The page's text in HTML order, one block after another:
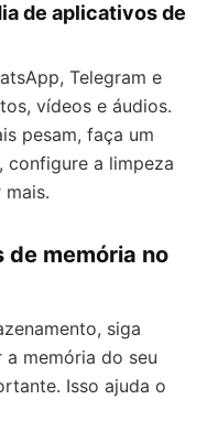
de aplicativos de
Telegram e
vídeos e áudios.
pesam, faça um
configure a limpeza
de memória no
siga
a memória do seu
Isso ajuda o